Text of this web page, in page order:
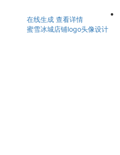
在线生成 查看详情
蜜雪冰城店铺logo头像设计